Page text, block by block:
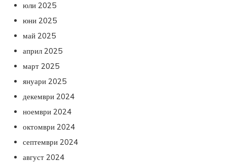
юли 2025
юни 2025
май 2025
април 2025
март 2025
януари 2025
декември 2024
ноември 2024
октомври 2024
септември 2024
август 2024